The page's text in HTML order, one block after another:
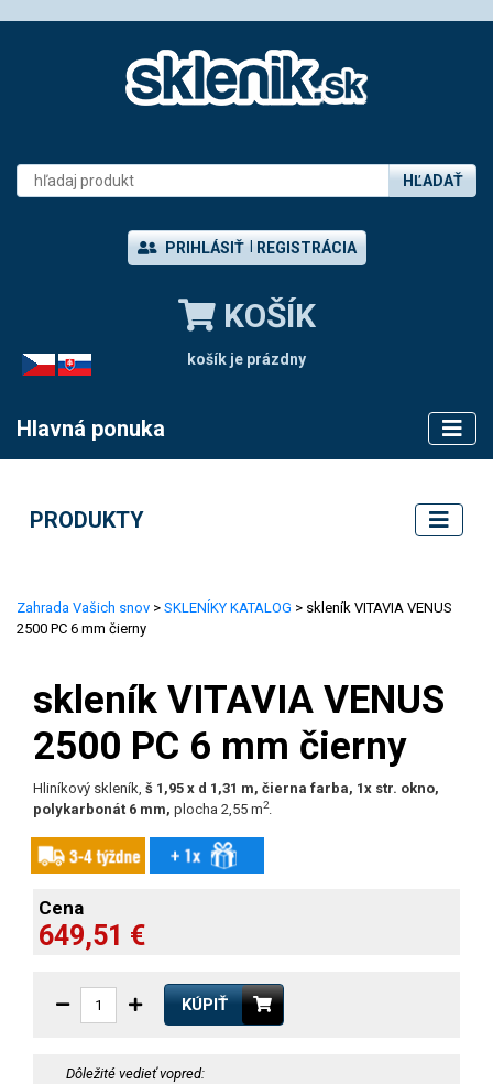
HĽADAŤ
PRIHLÁSIŤ REGISTRÁCIA
KOŠÍK
košík je prázdny
CZ SK
Hlavná ponuka
PRODUKTY
Zahrada Vašich snov > SKLENÍKY KATALOG > skleník VITAVIA VENUS
2500 PC 6 mm čierny
skleník VITAVIA VENUS
2500 PC 6 mm čierny
Hliníkový skleník, š 1,95 x d 1,31 m, čierna farba, 1x str. okno,
polykarbonát 6 mm, plocha 2,55 m2.
Cena
649,51 €
KÚPIŤ
Dôležité vedieť vopred: